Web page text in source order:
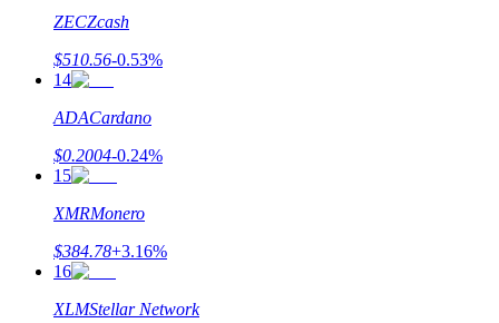
ZECZcash
$510.56-0.53%
14
ADACardano
$0.2004-0.24%
15
XMRMonero
$384.78+3.16%
16
XLMStellar Network